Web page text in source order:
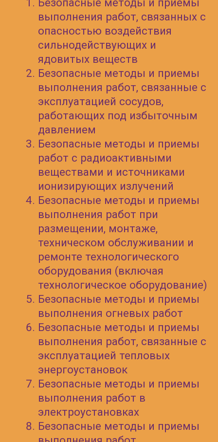
Весь комплекс
обязательного обучения в
одном учебном центре
Выдаем только
официальные документы
установленного образца.
Все документы по
окончанию обучения
вносятся в ФИС ФРДО
Протоколы о прохождении
обучения по охране труда
заносятся в реестр
обученных лиц Минтруда